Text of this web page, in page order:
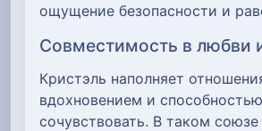
ощущение безопасности и
Совместимость в любви
Кристэль наполняет
вдохновением и способностью
сочувствовать. В таком союзе